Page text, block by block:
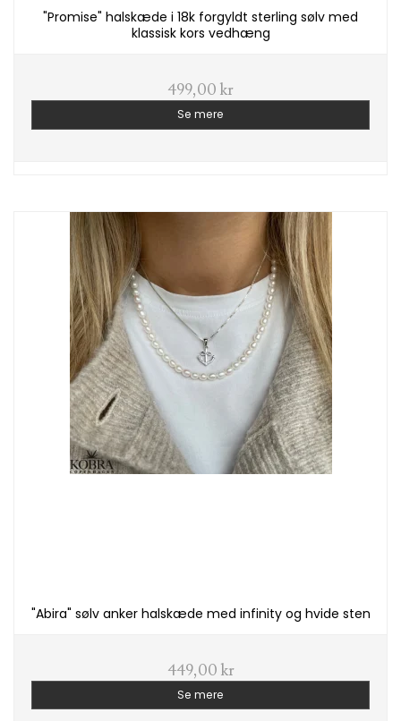
"Promise" halskæde i 18k forgyldt sterling sølv med
klassisk kors vedhæng
499,00 kr
Se mere
"Abira" sølv anker halskæde med infinity og hvide sten
449,00 kr
Se mere